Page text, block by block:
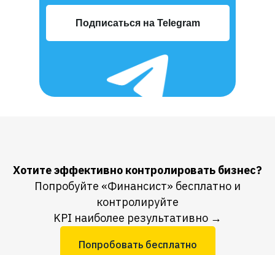
Подписаться на Telegram
Хотите эффективно контролировать бизнес?
Попробуйте «Финансист» бесплатно и
контролируйте
KPI наиболее результативно →
Попробовать бесплатно